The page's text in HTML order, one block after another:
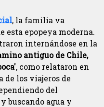
, la familia va
esta epopeya moderna.
internándose en la
antiguo de Chile,
, como relataron en
de los viajeros de
del
buscando agua y